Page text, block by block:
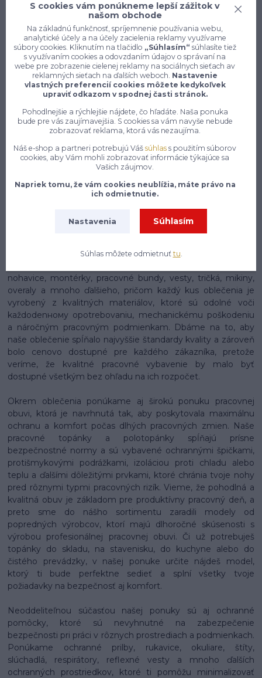
Konečne e-shop, kde nemusíte
vyberať medzi kvalitou a cenou,
pracovné aj voľnočasové oblečenie
pre mužov a ženy na jednom mieste,
7 z 10 zákazníkov si objedná znovu do 30 dní —
zistite, čo je na našich pracovných odevoch a
obuvi tak návykového
Na našom e-shope enytex.sk sa môžeš tešiť na skutočne
rozsiahly a starostlivo zostavený sortiment pracovného
oblečenia, ktorý pokrýva potreby pracovníkov naprieč
stavebníctve, priemysle, zdravotníctve, gastronómii,
vykonávať nielen pohodlne, ale aj bezpečne a s
nohavice, montérky, pracovné bundy, vesty, tričká, mikiny,
overaly a mnoho ďalšieho, pričom každý kus oblečenia je
vyrobený z kvalitných materiálov, ktoré sú odolné voči
každodenному opotrebovaniu, mechanickému poškodeniu
a náročným pracovným podmienkam. Dbáme na to, aby
naše oblečenie spĺňalo najvyššie štandardy kvality a zároveň
bolo cenovo dostupné pre každého zákazníka, pretože
veríme, že kvalitné pracovné vybavenie by malo byť
dostupné všetkým bez ohľadu na ich rozpočet.
Okrem oblečenia ponúkame aj širokú ponuku pracovnej
obuvi, ktorá je navrhnutá tak, aby poskytovala maximálnu
ochranu a komfort počas dlhých pracovných zmien. Naše
pracovné topánky a polotopánky spĺňajú prísne
bezpečnostné normy a sú vybavené ochrannými špičkami,
protišmykovými podrážkami, izoláciou proti chladu alebo
teplu a ďalšími dôležitými prvkami, ktoré chránia tvoje nohy
pred rôznymi typmi pracovných rizík. Vieme, že pohodlná a
kvalitná obuv je základom pre produktívny pracovný deň, a
preto sme do nášho sortimentu zaradili modely od
popredných výrobcov, ktorí majú dlhoročné skúsenosti s
výrobou profesionálnej pracovnej obuvi. Či už potrebuješ
topánky do skladu, na stavenisku, do kuchyne alebo do
čistého prevádzky, v našej ponuke určite nájdeš model,
ktorý ti bude perfektne sedieť a splní všetky tvoje
požiadavky na bezpečnosť aj komfort.
Neoddeliteľnou súčasťou našej ponuky sú aj ochranné
pomôcky, ktoré sú nevyhnutné na zabezpečenie
bezpečnosti pri práci v rôznych prostrediach a podmienkach.
Ponúkame ochranné prilby, rukavice, okuliare, štíty,
slúchadlá, respirátory, reflexné vesty a mnoho ďalších
ochranných prostriedkov, ktoré ti pomôžu minimalizovať
S cookies vám ponúkneme lepší zážitok v
našom obchode
Na základnú funkčnosť, spríjemnenie používania webu,
analytické účely a na účely zacielenia reklamy využívame
súbory cookies. Kliknutím na tlačidlo „Súhlasím“ súhlasíte tiež
s využívaním cookies a odovzdaním údajov o správaní na
webe pre zobrazenie cielenej reklamy na sociálnych sieťach av
reklamných sieťach na ďalších weboch. Nastavenie
vlastných preferencií cookies môžete kedykoľvek
upraviť odkazom v spodnej časti stránok.
Pohodlnejšie a rýchlejšie nájdete, čo hľadáte. Naša ponuka
bude pre vás zaujímavejšia. S cookies sa vám navyše nebude
zobrazovať reklama, ktorá vás nezaujíma.
Náš e-shop a partneri potrebujú Vášsúhlas s použitím súborov
cookies, aby Vám mohli zobrazovať informácie týkajúce sa
Vašich záujmov.
Napriek tomu, že vám cookies neublížia, máte právo na
ich odmietnutie.
Nastavenia Súhlasím
Súhlas môžete odmietnuť tu